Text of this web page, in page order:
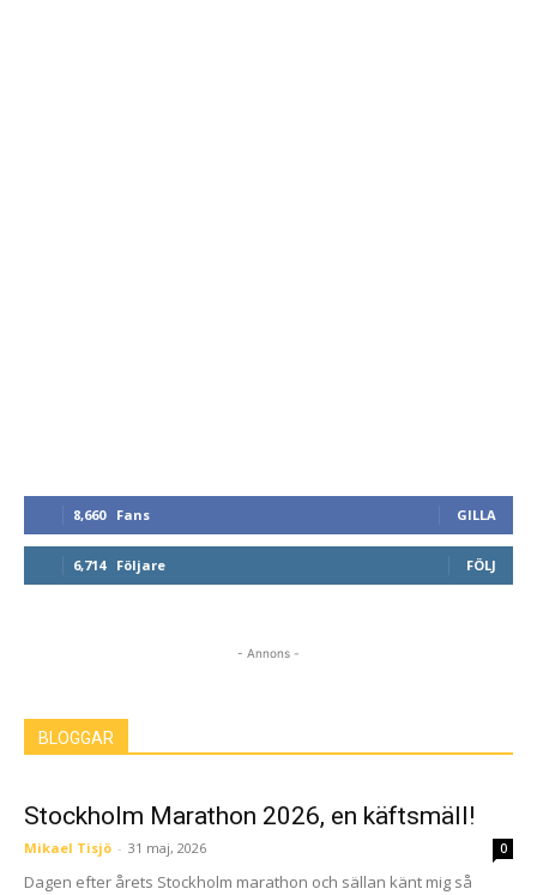
8,660 Fans GILLA
6,714 Följare FÖLJ
- Annons -
BLOGGAR
Stockholm Marathon 2026, en käftsmäll!
Mikael Tisjö - 31 maj, 2026 0
Dagen efter årets Stockholm marathon och sällan känt mig så